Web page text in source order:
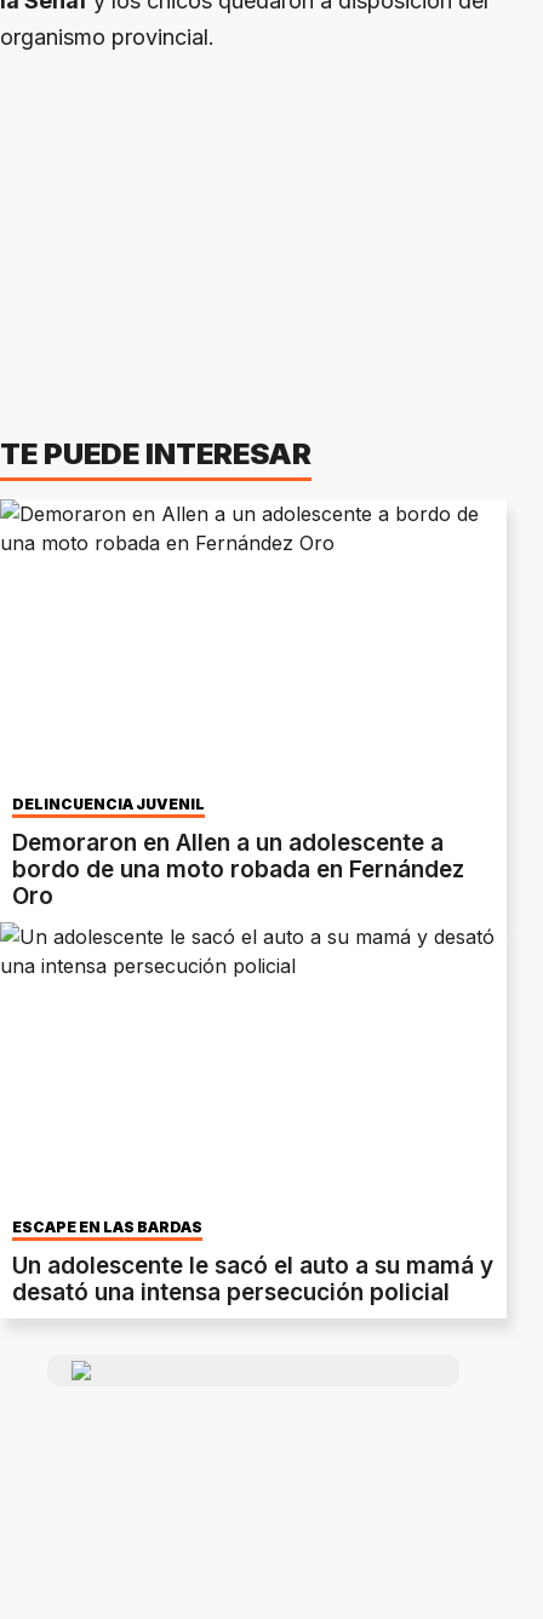
organismo provincial.
TE PUEDE INTERESAR
DELINCUENCIA JUVENIL
Demoraron en Allen a un adolescente a
bordo de una moto robada en Fernández
Oro
ESCAPE EN LAS BARDAS
Un adolescente le sacó el auto a su mamá y
desató una intensa persecución policial